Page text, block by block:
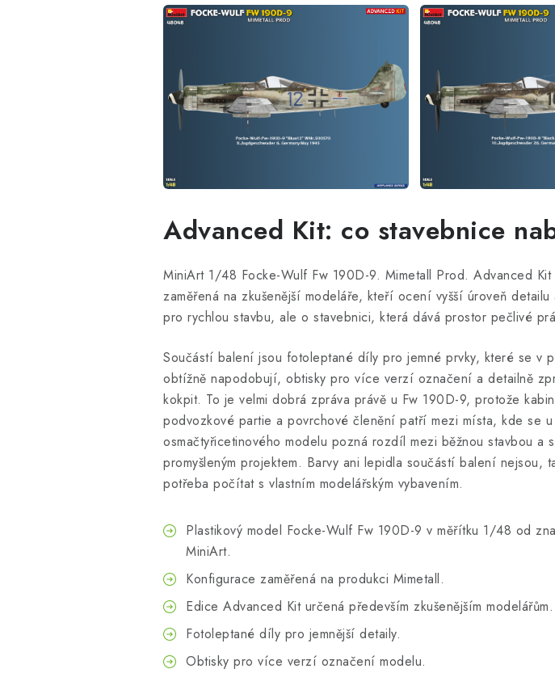
Advanced Kit: co stavebnice
MiniArt 1/48 Focke-Wulf Fw 190D-9. Mimetall Prod. Advanced
zaměřená na zkušenější modeláře, kteří ocení vyšší úroveň
pro rychlou stavbu, ale o stavebnici, která dává prostor pečlivé
Součástí balení jsou fotoleptané díly pro jemné prvky, které se v
obtížně napodobují, obtisky pro více verzí označení a detailně
kokpit. To je velmi dobrá zpráva právě u Fw 190D-9, protože
podvozkové partie a povrchové členění patří mezi místa, kde se u
osmačtyřicetinového modelu pozná rozdíl mezi běžnou stavbou a
promyšleným projektem. Barvy ani lepidla součástí balení nejsou,
potřeba počítat s vlastním modelářským vybavením.
Plastikový model Focke-Wulf Fw 190D-9 v měřítku 1/48 od
MiniArt.
Konfigurace zaměřená na produkci Mimetall.
Edice Advanced Kit určená především zkušenějším modelářům.
Fotoleptané díly pro jemnější detaily.
Obtisky pro více verzí označení modelu.